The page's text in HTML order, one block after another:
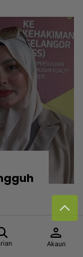
person
Akaun